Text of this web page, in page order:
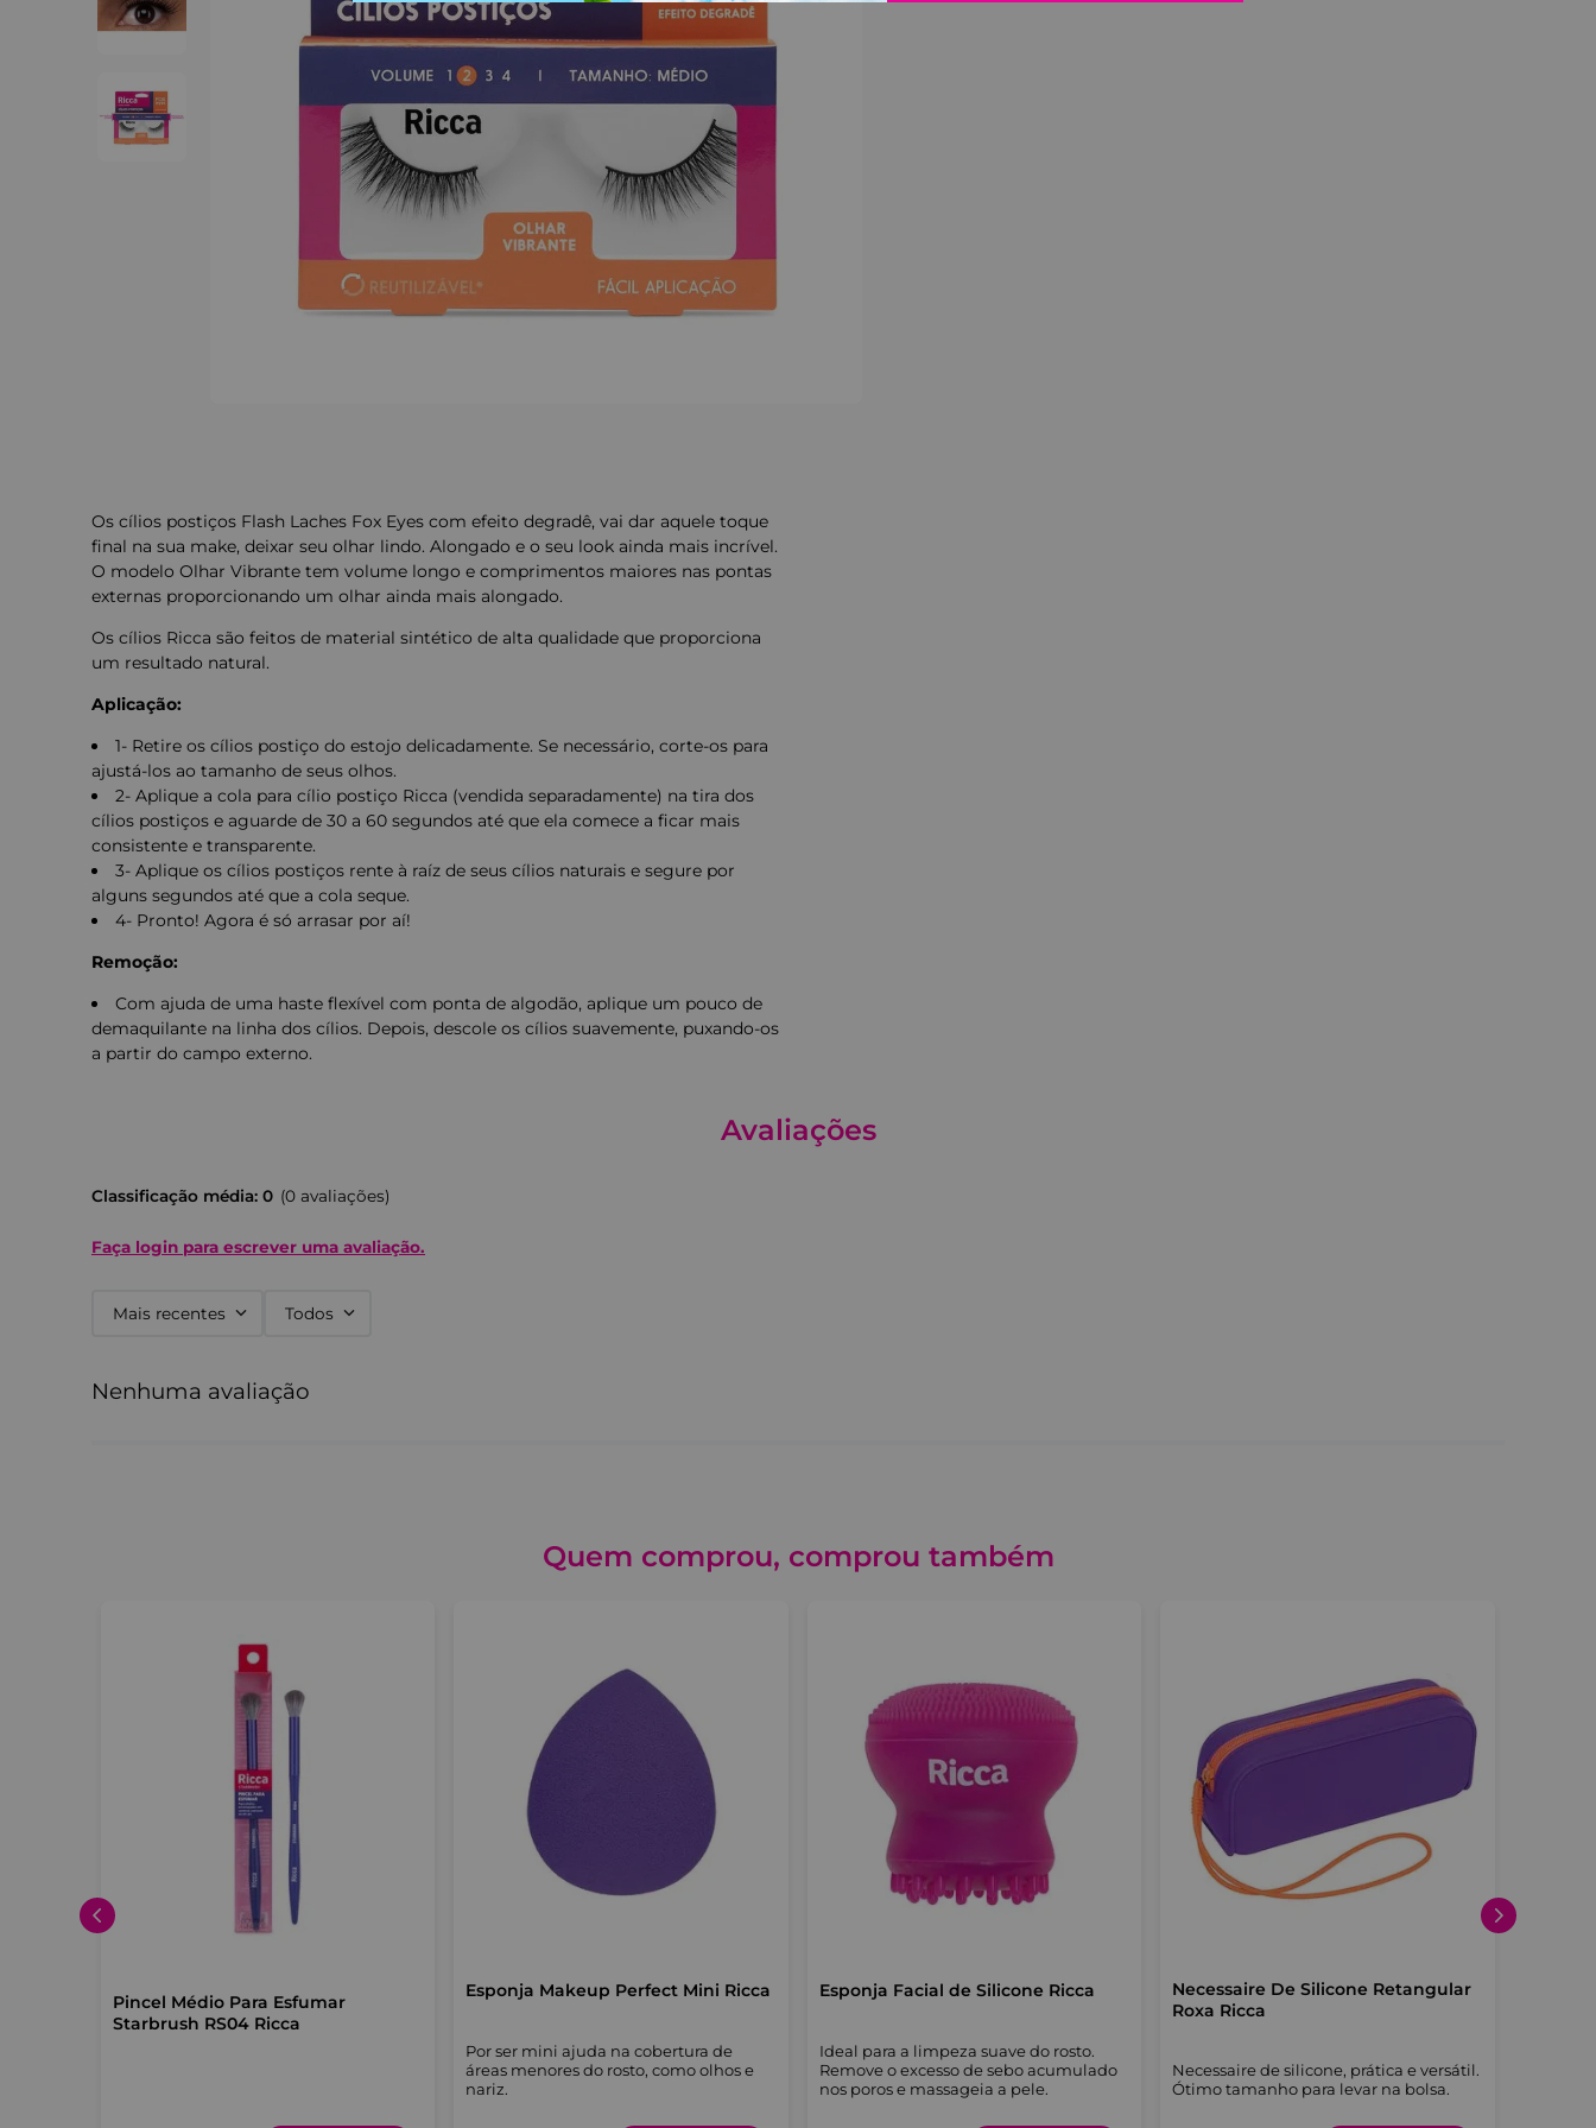
Os cílios postiços Flash Laches Fox Eyes com efeito degradê, vai dar aquele toque
final na sua make, deixar seu olhar lindo. Alongado e o seu look ainda mais incrível.
O modelo Olhar Vibrante tem volume longo e comprimentos maiores nas pontas
externas proporcionando um olhar ainda mais alongado.
Os cílios Ricca são feitos de material sintético de alta qualidade que proporciona
um resultado natural.
Aplicação:
1- Retire os cílios postiço do estojo delicadamente. Se necessário, corte-os para
ajustá-los ao tamanho de seus olhos.
2- Aplique a cola para cílio postiço Ricca (vendida separadamente) na tira dos
cílios postiços e aguarde de 30 a 60 segundos até que ela comece a ficar mais
consistente e transparente.
3- Aplique os cílios postiços rente à raíz de seus cílios naturais e segure por
alguns segundos até que a cola seque.
4- Pronto! Agora é só arrasar por aí!
Remoção:
Com ajuda de uma haste flexível com ponta de algodão, aplique um pouco de
demaquilante na linha dos cílios. Depois, descole os cílios suavemente, puxando-os
a partir do campo externo.
Avaliações
Classificação média: 0 (0 avaliações)
Faça login para escrever uma avaliação.
Mais recentes Todos
Nenhuma avaliação
Quem comprou, comprou também
Pincel Médio Para Esfumar
Starbrush RS04 Ricca
Esponja Makeup Perfect Mini Ricca
Por ser mini ajuda na cobertura de
áreas menores do rosto, como olhos e
nariz.
Esponja Facial de Silicone Ricca
Ideal para a limpeza suave do rosto.
Remove o excesso de sebo acumulado
nos poros e massageia a pele.
Necessaire De Silicone Retangular
Roxa Ricca
Necessaire de silicone, prática e versátil.
Ótimo tamanho para levar na bolsa.